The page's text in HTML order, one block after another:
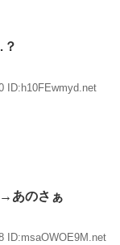
ID:h10FEwmyd.net
あのさぁ
ID:msaOWOE9M.net